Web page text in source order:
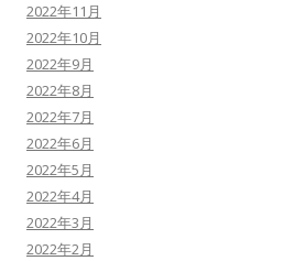
2022年11月
2022年10月
2022年9月
2022年8月
2022年7月
2022年6月
2022年5月
2022年4月
2022年3月
2022年2月